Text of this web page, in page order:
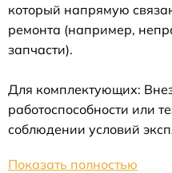
который напрямую
ремонта (например,
запчасти).
Для комплектующих:
работоспособности или
соблюдении условий
Показать полностью